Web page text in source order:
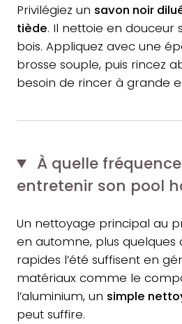
Privilégiez un savon noir
tiède. Il nettoie en douceur
bois. Appliquez avec une
brosse souple, puis rincez
besoin de rincer à grande
À quelle
entretenir son pool
Un nettoyage principal au
en automne, plus quelques
rapides l’été suffisent en
matériaux comme le
l’aluminium, un simple
peut suffire.